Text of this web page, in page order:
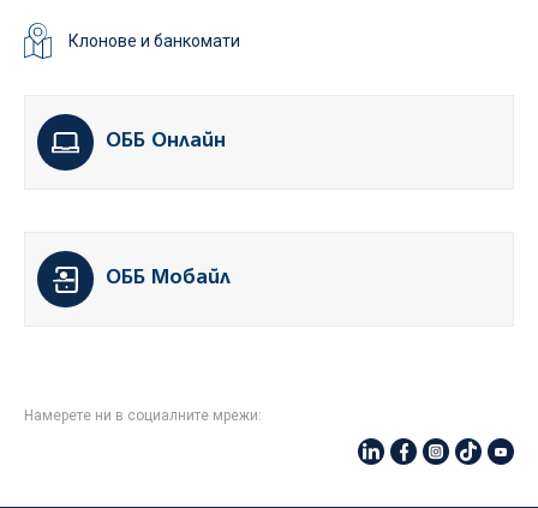
Клонове и банкомати
ОББ Онлайн
ОББ Мобайл
Намерете ни в социалните мрежи: